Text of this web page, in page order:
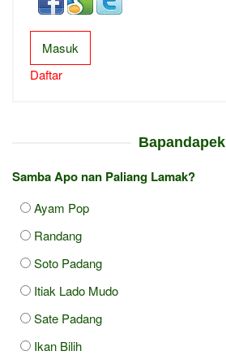
Masuk
Daftar
Bapandapek
Samba Apo nan Paliang Lamak?
Ayam Pop
Randang
Soto Padang
Itiak Lado Mudo
Sate Padang
Ikan Bilih